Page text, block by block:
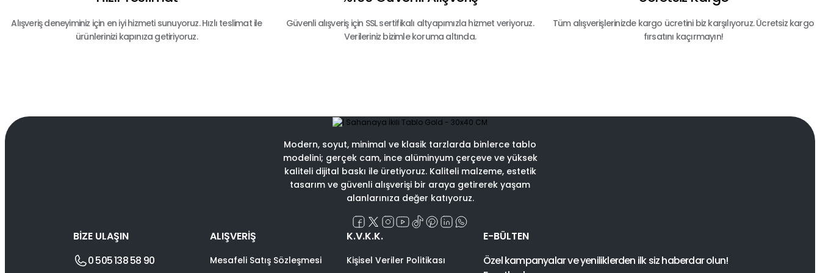
Alışveriş deneyiminiz için en iyi hizmeti sunuyoruz. Hızlı teslimat ile
ürünlerinizi kapınıza getiriyoruz.
Güvenli alışveriş için SSL sertifikalı altyapımızla hizmet veriyoruz.
Verileriniz bizimle koruma altında.
Tüm alışverişlerinizde kargo ücretini biz karşılıyoruz. Ücretsiz kargo
fırsatını kaçırmayın!
Modern, soyut, minimal ve klasik tarzlarda binlerce tablo
modelini; gerçek cam, ince alüminyum çerçeve ve yüksek
kaliteli dijital baskı ile üretiyoruz. Kaliteli malzeme, estetik
tasarım ve güvenli alışverişi bir araya getirerek yaşam
alanlarınıza değer katıyoruz.
BİZE ULAŞIN
0 505 138 58 90
ALIŞVERİŞ
Mesafeli Satış Sözleşmesi
K.V.K.K.
Kişisel Veriler Politikası
E-BÜLTEN
Özel kampanyalar ve yeniliklerden ilk siz haberdar olun!